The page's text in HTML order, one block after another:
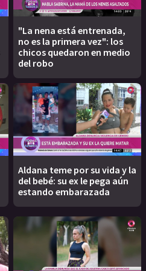
"La nena está entrenada,
no es la primera vez": los
chicos quedaron en medio
del robo
Aldana teme por su vida y la
del bebé: su ex le pega aún
estando embarazada